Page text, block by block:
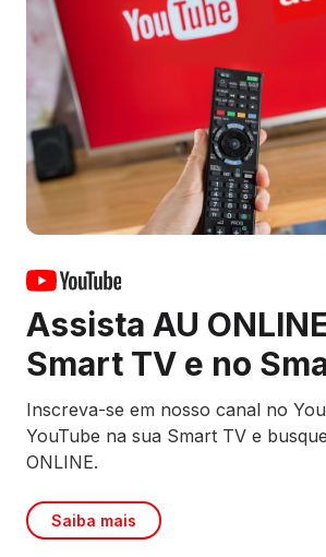
Assista AU
Smart TV e no
Inscreva-se em nosso canal no
YouTube na sua Smart TV e
ONLINE.
Saiba mais